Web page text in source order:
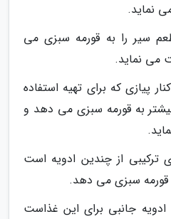
نماید.
سیر را به قورمه سبزی می
می نماید.
پیازی که برای تهیه استفاده
به قورمه سبزی می دهد و
ترکیبی از چندین ادویه است
قورمه سبزی می دهد.
ادویه جانبی برای این غذاست